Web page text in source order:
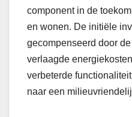
component in de
en wonen. De initiële
gecompenseerd door
verlaagde
verbeterde
naar een